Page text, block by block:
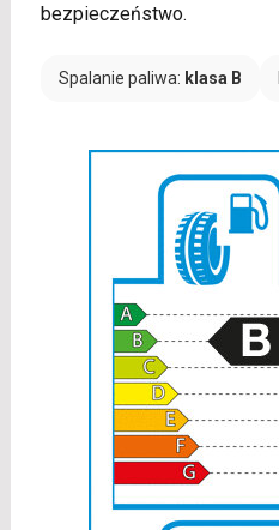
bezpieczeństwo.
Spalanie paliwa: klasa B